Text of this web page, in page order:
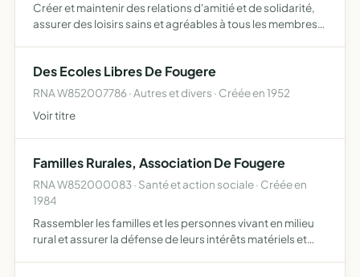
Créer et maintenir des relations d'amitié et de solidarité,
assurer des loisirs sains et agréables à tous les membres
Des Ecoles Libres De Fougere
RNA W852007786 · Autres et divers · Créée en 1952
Voir titre
Familles Rurales, Association De Fougere
RNA W852000083 · Santé et action sociale · Créée en
1984
Rassembler les familles et les personnes vivant en milieu
rural et assurer la défense de leurs intérêts matériels et